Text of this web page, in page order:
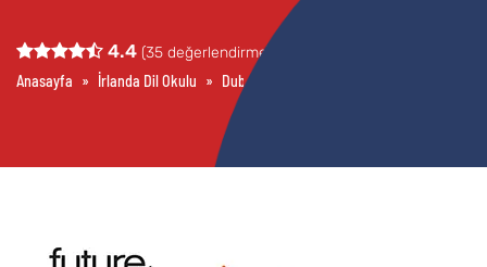
şehri de iyi öğrenmelerinde fayda vardır.
ELTbu süreçte, hangi şehirde eğitim
aldığınız farketmeksizin ulaşım, beslenme,
konaklama ve eğlence gibi konularda
yardımcı olacak, fikirler sunacaktır.
4.4 (35 değerlendirme)
Anasayfa » İrlanda Dil Okulu » Dublin Dil Okulları